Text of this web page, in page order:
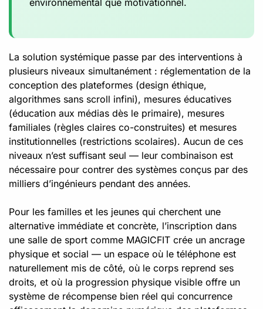
La solution systémique passe par des interventions à
plusieurs niveaux simultanément : réglementation de la
conception des plateformes (design éthique,
algorithmes sans scroll infini), mesures éducatives
(éducation aux médias dès le primaire), mesures
familiales (règles claires co-construites) et mesures
institutionnelles (restrictions scolaires). Aucun de ces
niveaux n’est suffisant seul — leur combinaison est
nécessaire pour contrer des systèmes conçus par des
milliers d’ingénieurs pendant des années.
Pour les familles et les jeunes qui cherchent une
alternative immédiate et concrète, l’inscription dans
une salle de sport comme MAGICFIT crée un ancrage
physique et social — un espace où le téléphone est
naturellement mis de côté, où le corps reprend ses
droits, et où la progression physique visible offre un
système de récompense bien réel qui concurrence